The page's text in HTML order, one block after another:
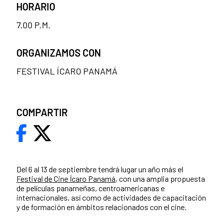
Del 6 al 13 de septiembre tendrá lugar un año más el
Festival de Cine Ícaro Panamá, con una amplia propuesta
de películas panameñas, centroamericanas e
internacionales, así como de actividades de capacitación
y de formación en ámbitos relacionados con el cine.
HORARIO
7.00 P.M.
ORGANIZAMOS CON
FESTIVAL ÍCARO PANAMÁ
COMPARTIR